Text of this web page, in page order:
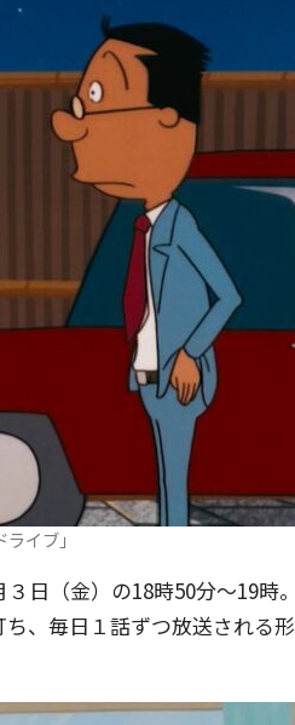
イブ」
日（金）の18時50分～19時。
、毎日１話ずつ放送される形